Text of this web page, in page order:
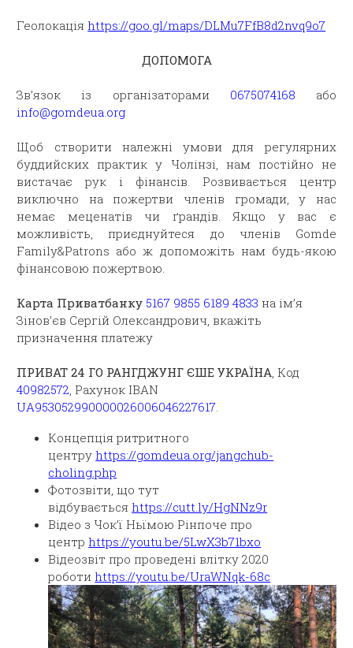
Геолокація https://goo.gl/maps/DLMu7FfB8d2nvq9o7
ДОПОМОГА
Зв’язок із організаторами 0675074168 або
info@gomdeua.org
Щоб створити належні умови для регулярних
буддийских практик у Чолінзі, нам постійно не
вистачає рук і фінансів. Розвивається центр
виключно на пожертви членів громади, у нас
немає меценатів чи ґрандів. Якщо у вас є
можливість, приєднуйтеся до членів Gomde
Family&Patrons або ж допоможіть нам будь-якою
фінансовою пожертвою.
Карта Приватбанку 5167 9855 6189 4833 на ім’я
Зінов’єв Сергій Олександрович, вкажіть
призначення платежу
ПРИВАТ 24 ГО РАНГДЖУНГ ЄШЕ УКРАЇНА, Код
40982572, Рахунок IBAN
UA953052990000026006046227617.
Концепція ритритного
центру https://gomdeua.org/jangchub-
choling.php
Фотозвіти, що тут
відбувається https://cutt.ly/HgNNz9r
Відео з Чок’ї Ньїмою Рінпоче про
центр https://youtu.be/5LwX3b71bxo
Відеозвіт про проведені влітку 2020
роботи https://youtu.be/UraWNqk-68c